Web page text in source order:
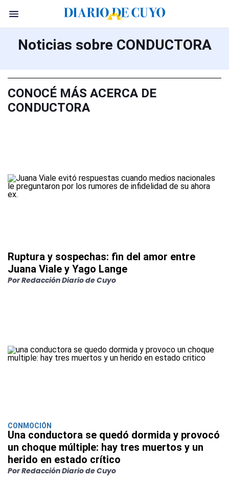
Noticias sobre CONDUCTORA
CONOCÉ MÁS ACERCA DE
CONDUCTORA
Ruptura y sospechas: fin del amor entre
Juana Viale y Yago Lange
Por Redacción Diario de Cuyo
CONMOCIÓN
Una conductora se quedó dormida y provocó
un choque múltiple: hay tres muertos y un
herido en estado crítico
Por Redacción Diario de Cuyo